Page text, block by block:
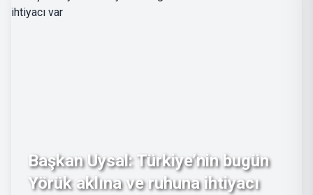
Kemerli Pehlivan Alper Önal,
Aybastı Er Meydanı’nda Zirveye